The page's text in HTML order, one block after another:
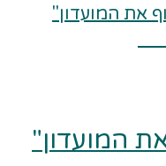
המועדון"